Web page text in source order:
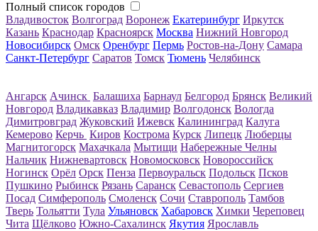
Полный список городов
Владивосток Волгоград Воронеж Екатеринбург Иркутск
Казань Краснодар Красноярск Москва Нижний Новгород
Новосибирск Омск Оренбург Пермь Ростов-на-Дону Самара
Санкт-Петербург Саратов Томск Тюмень Челябинск
Ангарск Ачинск Балашиха Барнаул Белгород Брянск Великий
Новгород Владикавказ Владимир Волгодонск Вологда
Димитровград Жуковский Ижевск Калининград Калуга
Кемерово Керчь Киров Кострома Курск Липецк Люберцы
Магнитогорск Махачкала Мытищи Набережные Челны
Нальчик Нижневартовск Новомосковск Новороссийск
Ногинск Орёл Орск Пенза Первоуральск Подольск Псков
Пушкино Рыбинск Рязань Саранск Севастополь Сергиев
Посад Симферополь Смоленск Сочи Ставрополь Тамбов
Тверь Тольятти Тула Ульяновск Хабаровск Химки Череповец
Чита Щёлково Южно-Сахалинск Якутия Ярославль